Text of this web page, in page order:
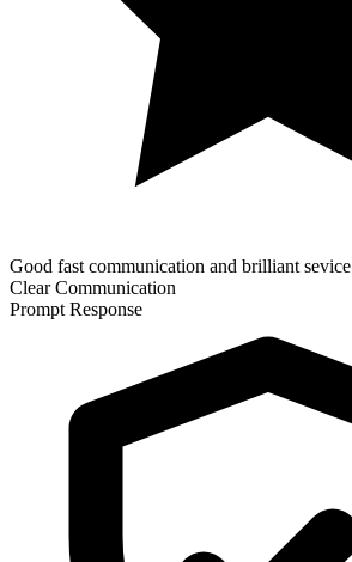
Good fast communication and brilliant sevice
Clear Communication
Prompt Response